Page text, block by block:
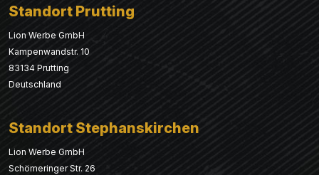
Standort Prutting
Lion Werbe GmbH
Kampenwandstr. 10
83134 Prutting
Deutschland
Standort Stephanskirchen
Lion Werbe GmbH
Schömeringer Str. 26